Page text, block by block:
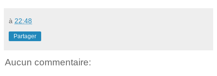
à 22:48
Partager
Aucun commentaire: